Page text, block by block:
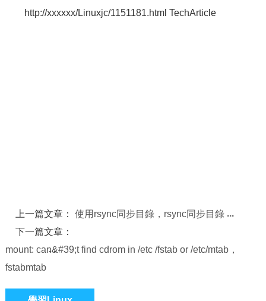
http://xxxxxx/Linuxjc/1151181.html TechArticle
上一篇文章：使用rsync同步目錄，rsync同步目錄
下一篇文章：
mount: can&#39;t find cdrom in /etc /fstab or /etc/mtab，
fstabmtab